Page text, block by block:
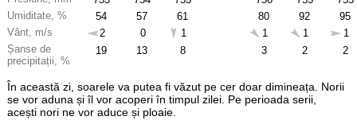
Umiditate, %
Vânt, m/s
Șanse de
precipitații, %
54
2
19
57
0
13
61
1
8
80
1
3
92
1
2
95
1
2
În această zi, soarele va putea fi văzut pe cer doar dimineața. Norii
se vor aduna și îl vor acoperi în timpul zilei. Pe perioada serii,
acești nori ne vor aduce și ploaie.